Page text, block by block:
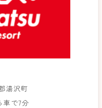
湯沢町
車で7分